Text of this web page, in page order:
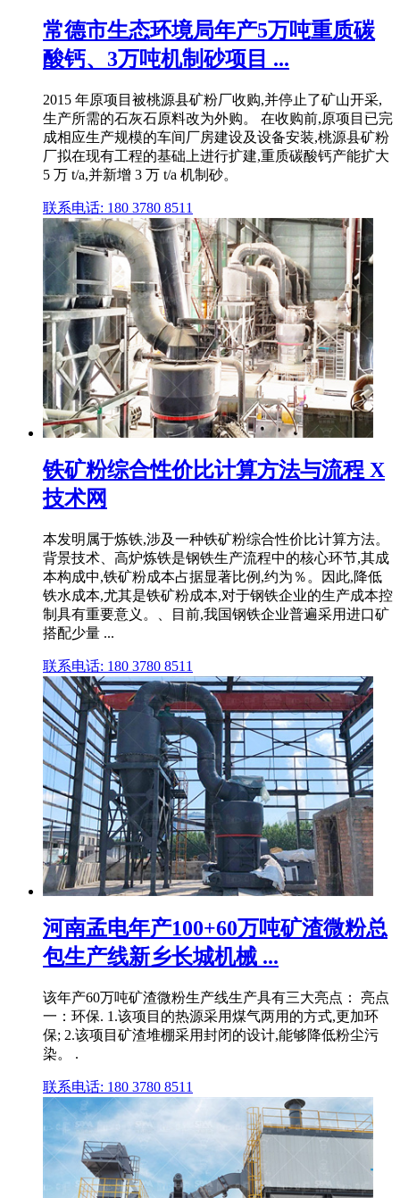
常德市生态环境局年产5万吨重质碳
酸钙、3万吨机制砂项目 ...
2015 年原项目被桃源县矿粉厂收购,并停止了矿山开采,
生产所需的石灰石原料改为外购。 在收购前,原项目已完
成相应生产规模的车间厂房建设及设备安装,桃源县矿粉
厂拟在现有工程的基础上进行扩建,重质碳酸钙产能扩大
5 万 t/a,并新增 3 万 t/a 机制砂。
联系电话: 180 3780 8511
铁矿粉综合性价比计算方法与流程 X
技术网
本发明属于炼铁,涉及一种铁矿粉综合性价比计算方法。
背景技术、高炉炼铁是钢铁生产流程中的核心环节,其成
本构成中,铁矿粉成本占据显著比例,约为％。因此,降低
铁水成本,尤其是铁矿粉成本,对于钢铁企业的生产成本控
制具有重要意义。、目前,我国钢铁企业普遍采用进口矿
搭配少量 ...
联系电话: 180 3780 8511
河南孟电年产100+60万吨矿渣微粉总
包生产线新乡长城机械 ...
该年产60万吨矿渣微粉生产线生产具有三大亮点： 亮点
一：环保. 1.该项目的热源采用煤气两用的方式,更加环
保; 2.该项目矿渣堆棚采用封闭的设计,能够降低粉尘污
染。 .
联系电话: 180 3780 8511